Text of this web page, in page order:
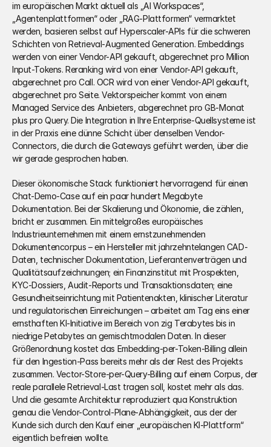
im europäischen Markt aktuell als „AI Workspaces“,
„Agentenplattformen“ oder „RAG-Plattformen“ vermarktet
werden, basieren selbst auf Hyperscaler-APIs für die schweren
Schichten von Retrieval-Augmented Generation. Embeddings
werden von einer Vendor-API gekauft, abgerechnet pro Million
Input-Tokens. Reranking wird von einer Vendor-API gekauft,
abgerechnet pro Call. OCR wird von einer Vendor-API gekauft,
abgerechnet pro Seite. Vektorspeicher kommt von einem
Managed Service des Anbieters, abgerechnet pro GB-Monat
plus pro Query. Die Integration in Ihre Enterprise-Quellsysteme ist
in der Praxis eine dünne Schicht über denselben Vendor-
Connectors, die durch die Gateways geführt werden, über die
wir gerade gesprochen haben.
Dieser ökonomische Stack funktioniert hervorragend für einen
Chat-Demo-Case auf ein paar hundert Megabyte
Dokumentation. Bei der Skalierung und Ökonomie, die zählen,
bricht er zusammen. Ein mittelgroßes europäisches
Industrieunternehmen mit einem ernstzunehmenden
Dokumentencorpus – ein Hersteller mit jahrzehntelangen CAD-
Daten, technischer Dokumentation, Lieferantenverträgen und
Qualitätsaufzeichnungen; ein Finanzinstitut mit Prospekten,
KYC-Dossiers, Audit-Reports und Transaktionsdaten; eine
Gesundheitseinrichtung mit Patientenakten, klinischer Literatur
und regulatorischen Einreichungen – arbeitet am Tag eins einer
ernsthaften KI-Initiative im Bereich von zig Terabytes bis in
niedrige Petabytes an gemischtmodalen Daten. In dieser
Größenordnung kostet das Embedding-per-Token-Billing allein
für den Ingestion-Pass bereits mehr als der Rest des Projekts
zusammen. Vector-Store-per-Query-Billing auf einem Corpus, der
reale parallele Retrieval-Last tragen soll, kostet mehr als das.
Und die gesamte Architektur reproduziert qua Konstruktion
genau die Vendor-Control-Plane-Abhängigkeit, aus der der
Kunde sich durch den Kauf einer „europäischen KI-Plattform“
eigentlich befreien wollte.